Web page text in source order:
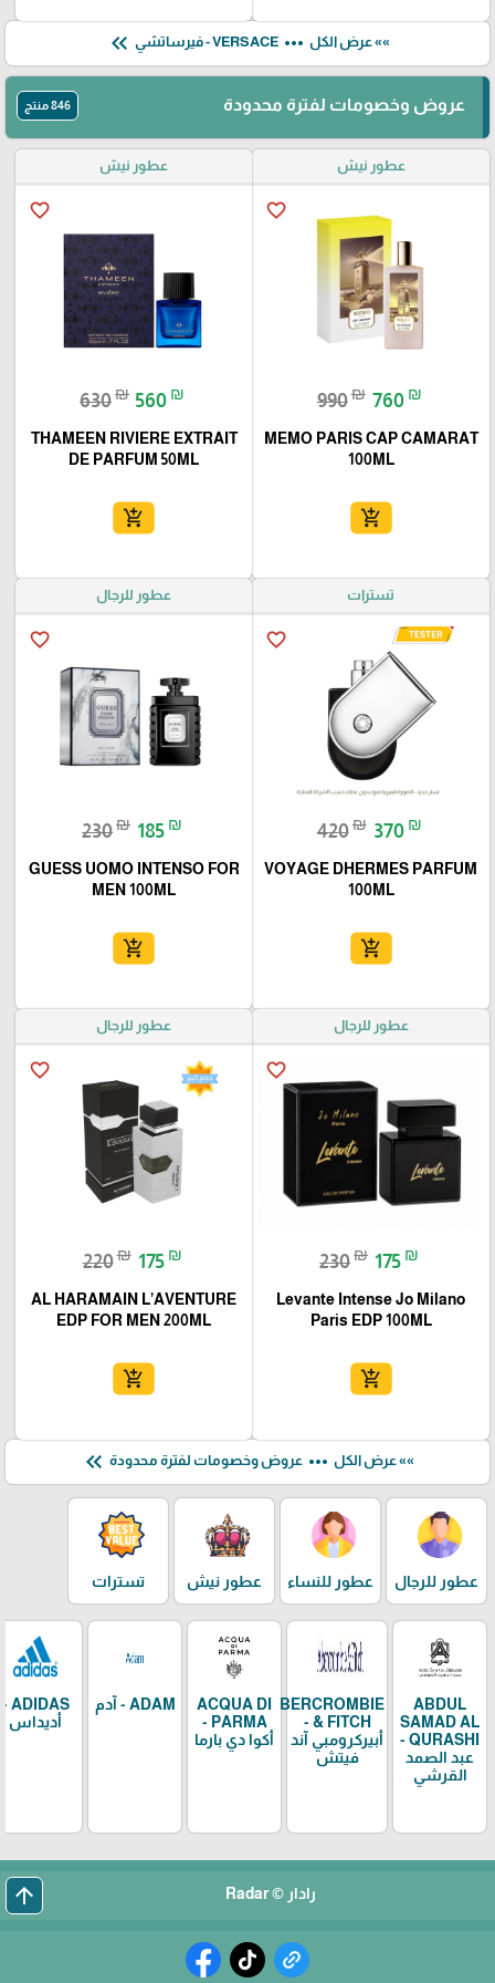
»» عرض الكل more_horiz VERSACE - فيرساتشي keyboard_double_arrow_left
عروض وخصومات لفترة محدودة 846 منتج
عطور نيش
favorite_border
990₪ 760 ₪
MEMO PARIS CAP CAMARAT
100ML
add_shopping_cart
عطور نيش
favorite_border
630₪ 560 ₪
THAMEEN RIVIERE EXTRAIT
DE PARFUM 50ML
add_shopping_cart
تسترات
favorite_border
420₪ 370 ₪
VOYAGE DHERMES PARFUM
100ML
add_shopping_cart
عطور للرجال
favorite_border
230₪ 185 ₪
GUESS UOMO INTENSO FOR
MEN 100ML
add_shopping_cart
عطور للرجال
favorite_border
230₪ 175 ₪
Levante Intense Jo Milano
Paris EDP 100ML
add_shopping_cart
عطور للرجال
favorite_border
220₪ 175 ₪
AL HARAMAIN L’AVENTURE
EDP FOR MEN 200ML
add_shopping_cart
»» عرض الكل more_horiz عروض وخصومات لفترة محدودة keyboard_double_arrow_left
عطور للرجال عطور للنساء عطور نيش تسترات
ABDUL
SAMAD AL
QURASHI -
عبد الصمد
القرشي
ABERCROMBIE
& FITCH -
أبيركرومبي آند
فيتش
ACQUA DI
PARMA -
أكوا دي بارما
ADAM - آدم
ADIDAS -
أديداس
رادار © Radar arrow_upward